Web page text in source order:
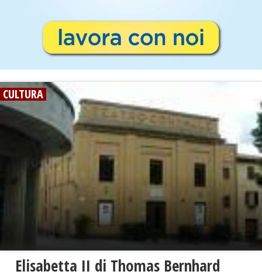
CULTURA
Elisabetta II di Thomas Bernhard